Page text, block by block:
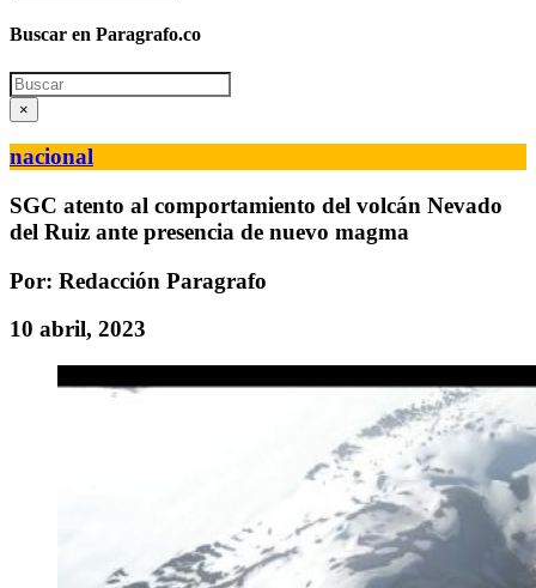
Buscar en Paragrafo.co
Search
×
nacional
SGC atento al comportamiento del volcán Nevado
del Ruiz ante presencia de nuevo magma
Por: Redacción Paragrafo
10 abril, 2023